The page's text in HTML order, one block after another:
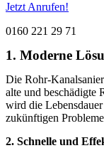
Jetzt Anrufen!
0160 221 29 71
1. Moderne
Die Rohr-
alte und beschädigte
wird die
zukünftigen
2. Schnelle und